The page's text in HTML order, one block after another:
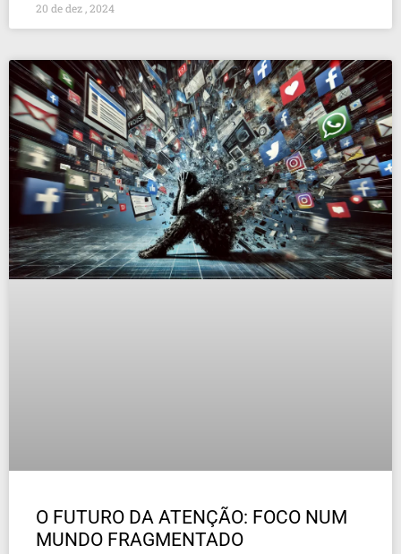
20 de dez , 2024
O FUTURO DA ATENÇÃO: FOCO NUM
MUNDO FRAGMENTADO